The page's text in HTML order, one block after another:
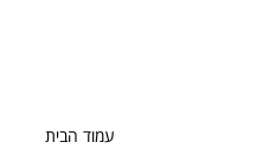
עמוד הבית